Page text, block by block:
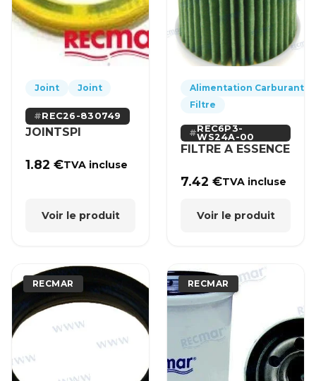
Joint Joint
REC26-830749
JOINTSPI
1.82€TVA incluse
Voir le produit
Alimentation Carburant
Filtre
REC6P3-
WS24A-00
FILTRE A ESSENCE
7.42€TVA incluse
Voir le produit
RECMAR RECMAR